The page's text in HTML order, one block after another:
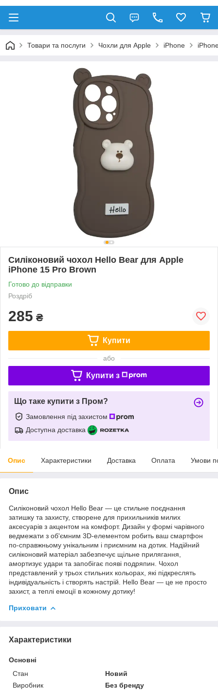
Товари та послуги Чохли для Apple iPhone
Силіконовий чохол Hello Bear для Apple
iPhone 15 Pro Brown
Готово до відправки
Роздріб
285 ₴
Купити
або
Купити з
Що таке купити з Пром?
Замовлення під захистом
Доступна доставка
Опис Характеристики Доставка Оплата Умови
Опис
Силіконовий чохол Hello Bear — це стильне поєднання
затишку та захисту, створене для прихильників милих
аксесуарів з акцентом на комфорт. Дизайн у формі чарівного
ведмежати з об'ємним 3D-елементом робить ваш смартфон
по-справжньому унікальним і приємним на дотик. Надійний
силіконовий матеріал забезпечує щільне прилягання,
амортизує удари та запобігає появі подряпин. Чохол
представлений у трьох стильних кольорах, які підкреслять
індивідуальність і створять настрій. Hello Bear — це не просто
захист, а теплі емоції в кожному дотику!
Приховати
Характеристики
Основні
Стан
Новий
Виробник
Без бренду